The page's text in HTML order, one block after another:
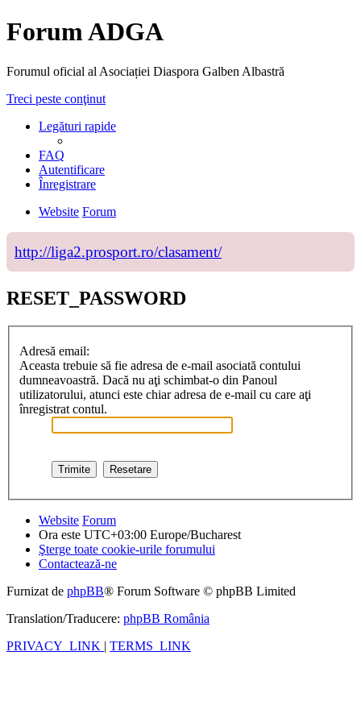
Forum ADGA
Forumul oficial al Asociației Diaspora Galben Albastră
Treci peste conţinut
Legături rapide
FAQ
Autentificare
Înregistrare
Website Forum
http://liga2.prosport.ro/clasament/
RESET_PASSWORD
Adresă email:
Aceasta trebuie să fie adresa de e-mail asociată contului
dumneavoastră. Dacă nu aţi schimbat-o din Panoul
utilizatorului, atunci este chiar adresa de e-mail cu care aţi
înregistrat contul.
Website Forum
Ora este UTC+03:00 Europe/Bucharest
Şterge toate cookie-urile forumului
Contactează-ne
Furnizat de phpBB® Forum Software © phpBB Limited
Translation/Traducere: phpBB România
PRIVACY_LINK | TERMS_LINK